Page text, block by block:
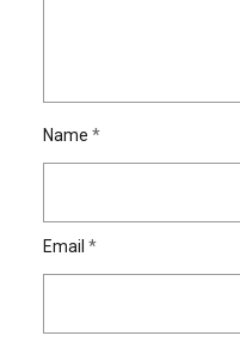
Name *
Email *